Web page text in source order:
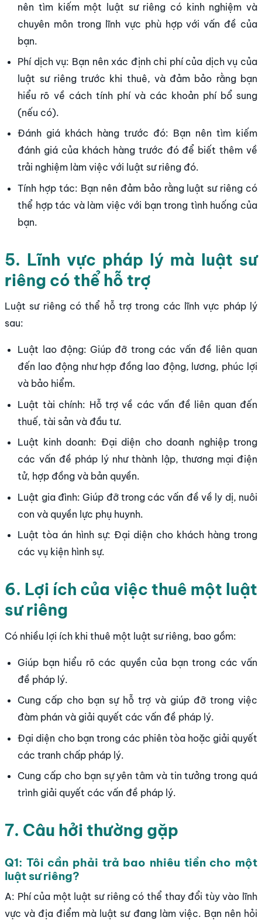
nên tìm kiếm một luật sư riêng có kinh nghiệm và
chuyên môn trong lĩnh vực phù hợp với vấn đề của
bạn.
Phí dịch vụ: Bạn nên xác định chi phí của dịch vụ của
luật sư riêng trước khi thuê, và đảm bảo rằng bạn
hiểu rõ về cách tính phí và các khoản phí bổ sung
(nếu có).
Đánh giá khách hàng trước đó: Bạn nên tìm kiếm
đánh giá của khách hàng trước đó để biết thêm về
trải nghiệm làm việc với luật sư riêng đó.
Tính hợp tác: Bạn nên đảm bảo rằng luật sư riêng có
thể hợp tác và làm việc với bạn trong tình huống của
bạn.
5. Lĩnh vực pháp lý mà luật sư
riêng có thể hỗ trợ
Luật sư riêng có thể hỗ trợ trong các lĩnh vực pháp lý
sau:
Luật lao động: Giúp đỡ trong các vấn đề liên quan
đến lao động như hợp đồng lao động, lương, phúc lợi
và bảo hiểm.
Luật tài chính: Hỗ trợ về các vấn đề liên quan đến
thuế, tài sản và đầu tư.
Luật kinh doanh: Đại diện cho doanh nghiệp trong
các vấn đề pháp lý như thành lập, thương mại điện
tử, hợp đồng và bản quyền.
Luật gia đình: Giúp đỡ trong các vấn đề về ly dị, nuôi
con và quyền lực phụ huynh.
Luật tòa án hình sự: Đại diện cho khách hàng trong
các vụ kiện hình sự.
6. Lợi ích của việc thuê một luật
sư riêng
Có nhiều lợi ích khi thuê một luật sư riêng, bao gồm:
Giúp bạn hiểu rõ các quyền của bạn trong các vấn
đề pháp lý.
Cung cấp cho bạn sự hỗ trợ và giúp đỡ trong việc
đàm phán và giải quyết các vấn đề pháp lý.
Đại diện cho bạn trong các phiên tòa hoặc giải quyết
các tranh chấp pháp lý.
Cung cấp cho bạn sự yên tâm và tin tưởng trong quá
trình giải quyết các vấn đề pháp lý.
7. Câu hởi thường gặp
Q1: Tôi cần phải trả bao nhiêu tiền cho một
luật sư riêng?
A: Phí của một luật sư riêng có thể thay đổi tùy vào lĩnh
vực và địa điểm mà luật sư đang làm việc. Bạn nên hỏi